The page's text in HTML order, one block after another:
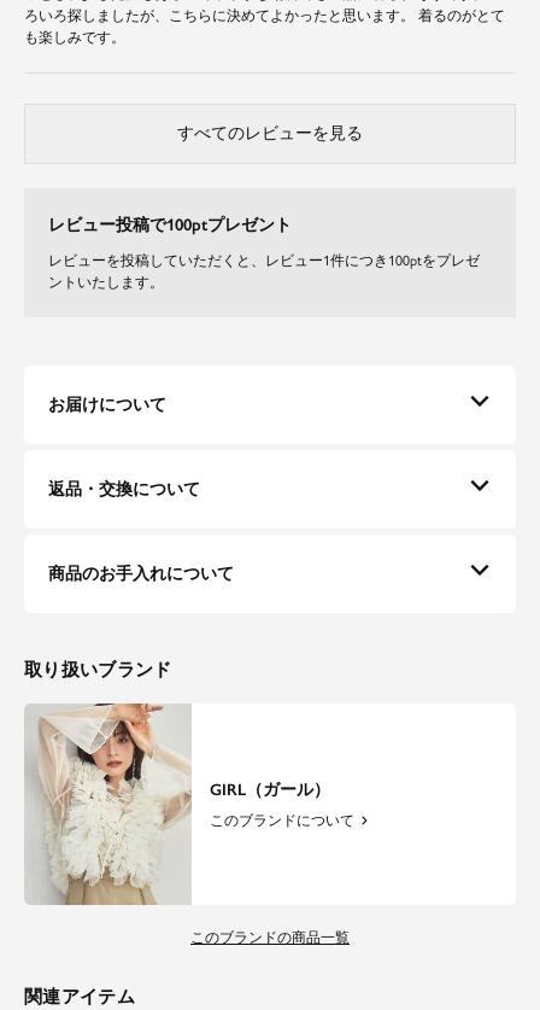
ろいろ探しましたが、こちらに決めてよかったと思います。 着るのがとて
も楽しみです。
すべてのレビューを見る
レビュー投稿で100ptプレゼント
レビューを投稿していただくと、レビュー1件につき100ptをプレゼ
ントいたします。
お届けについて
返品・交換について
商品のお手入れについて
取り扱いブランド
GIRL（ガール）
このブランドについて
このブランドの商品一覧
関連アイテム